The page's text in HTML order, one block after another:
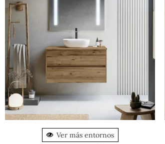
Ver más entornos